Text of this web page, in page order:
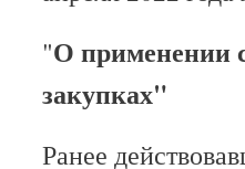
"О применении
закупках"
Ранее